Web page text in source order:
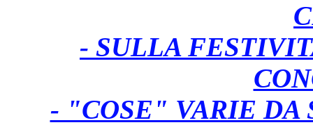
- SULLA
- "COSE" VARIE DA